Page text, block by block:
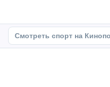
Смотреть спорт на